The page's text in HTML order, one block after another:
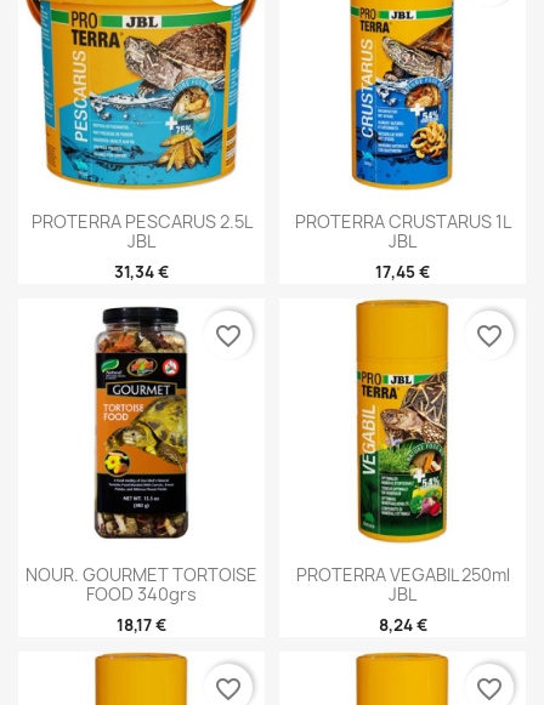
PROTERRA PESCARUS 2.5L
JBL
31,34 €
PROTERRA CRUSTARUS 1L
JBL
17,45 €
NOUR. GOURMET TORTOISE
FOOD 340grs
18,17 €
favorite_border
PROTERRA VEGABIL 250ml
JBL
8,24 €
favorite_border
favorite_border favorite_border